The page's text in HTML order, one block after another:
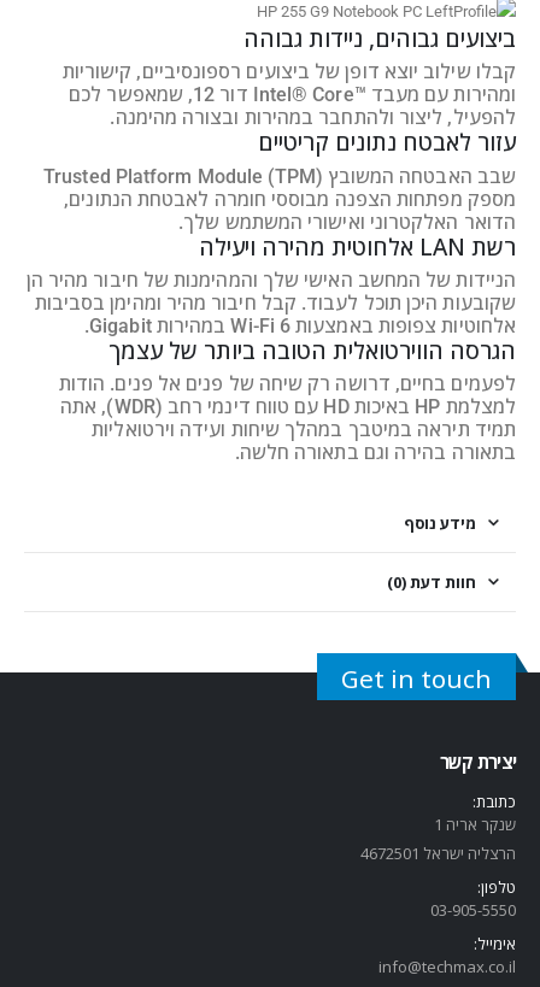
ביצועים גבוהים, ניידות גבוהה
קבלו שילוב יוצא דופן של ביצועים רספונסיביים, קישוריות
ומהירות עם מעבד Intel® Core™‎ דור 12, שמאפשר לכם
להפעיל, ליצור ולהתחבר במהירות ובצורה מהימנה.
עזור לאבטח נתונים קריטיים
שבב האבטחה המשובץ Trusted Platform Module (TPM)‎
מספק מפתחות הצפנה מבוססי חומרה לאבטחת הנתונים,
הדואר האלקטרוני ואישורי המשתמש שלך.
רשת LAN אלחוטית מהירה ויעילה
הניידות של המחשב האישי שלך והמהימנות של חיבור מהיר הן
שקובעות היכן תוכל לעבוד. קבל חיבור מהיר ומהימן בסביבות
אלחוטיות צפופות באמצעות Wi-Fi 6 במהירות Gigabit.
הגרסה הווירטואלית הטובה ביותר של עצמך
לפעמים בחיים, דרושה רק שיחה של פנים אל פנים. הודות
למצלמת HP באיכות HD עם טווח דינמי רחב (WDR), אתה
תמיד תיראה במיטבך במהלך שיחות ועידה וירטואליות
בתאורה בהירה וגם בתאורה חלשה.
מידע נוסף
חוות דעת (0)
Get in touch
יצירת קשר
כתובת:
שנקר אריה 1
הרצליה ישראל 4672501
טלפון:
03-905-5550
אימייל:
info@techmax.co.il